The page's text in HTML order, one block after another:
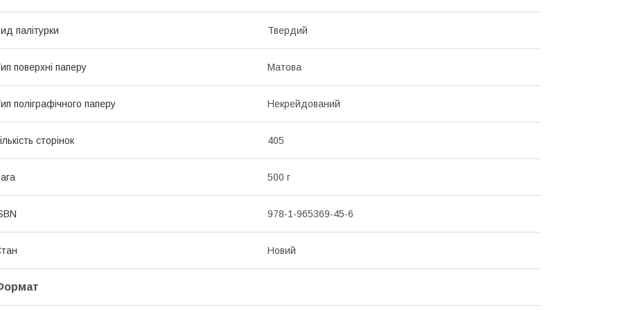
палітурки Твердий
поверхні паперу Матова
поліграфічного паперу Некрейдований
сторінок 405
500 г
978-1-965369-45-6
Новий